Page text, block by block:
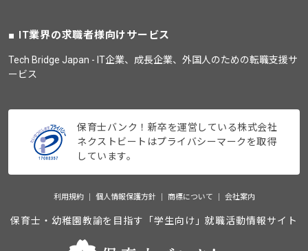
IT業界の求職者様向けサービス
Tech Bridge Japan - IT企業、成長企業、外国人のための転職支援サ
ービス
保育士バンク！新卒を運営している株式会社
ネクストビートはプライバシーマークを取得
しています。
利用規約 個人情報保護方針 商標について 会社案内
保育士・幼稚園教諭を目指す「学生向け」就職活動情報サイト